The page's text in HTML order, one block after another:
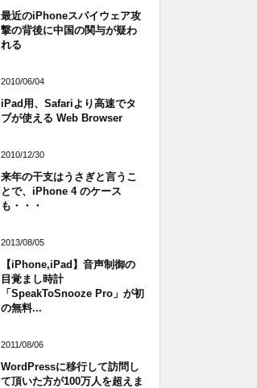
最近のiPhoneスパイウェア攻
撃の背後に中国の関与が疑わ
れる
2010/06/04
iPad用、Safariより高速でタ
ブが使える Web Browser
2010/12/30
来年の干支はうさぎと言うこ
とで、iPhone 4 のケース
も・・・
2013/08/05
【iPhone,iPad】音声制御の
目覚まし時計
「SpeakToSnooze Pro」が初
の無料...
2011/08/06
WordPressに移行して訪問し
て頂いた方が100万人を超えま